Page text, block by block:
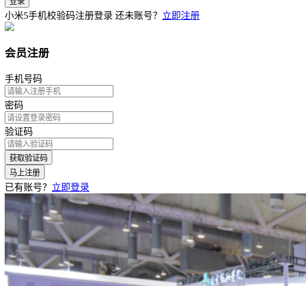
小米5手机校验码注册登录 还未账号？ 立即注册
会员注册
手机号码
密码
验证码
获取验证码
马上注册
已有账号？ 立即登录